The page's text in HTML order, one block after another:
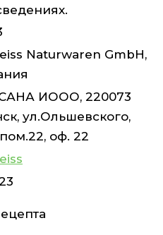
Naturwaren GmbH,
ИООО, 220073
ул.Ольшевского,
пом.22, оф. 22